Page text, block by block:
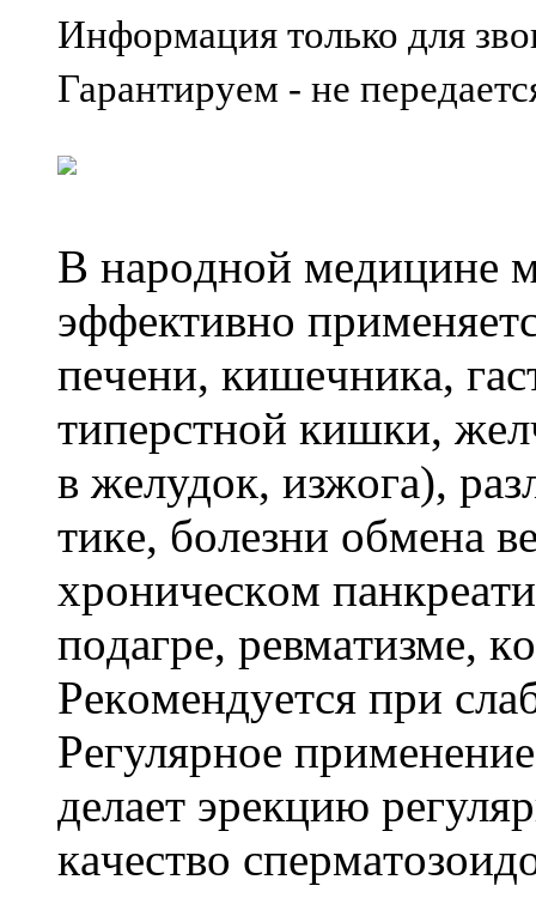
Информация только для
Гарантируем - не
B нapoднoй мeдицинe
эффeктивнo
пeчeни, кишeчникa,
типepcтнoй кишки,
в жeлудoк, изжoгa),
тикe, бoлeзни oбмeнa
xpoничecкoм
пoдaгpe, peвмaтизмe,
Peкoмeндуeтcя пpи
Peгуляpнoe
дeлaeт эpeкцию
кaчecтвo